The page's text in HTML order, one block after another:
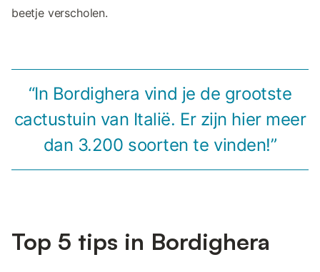
beetje verscholen.
“In Bordighera vind je de grootste
cactustuin van Italië. Er zijn hier meer
dan 3.200 soorten te vinden!”
Top 5 tips in Bordighera